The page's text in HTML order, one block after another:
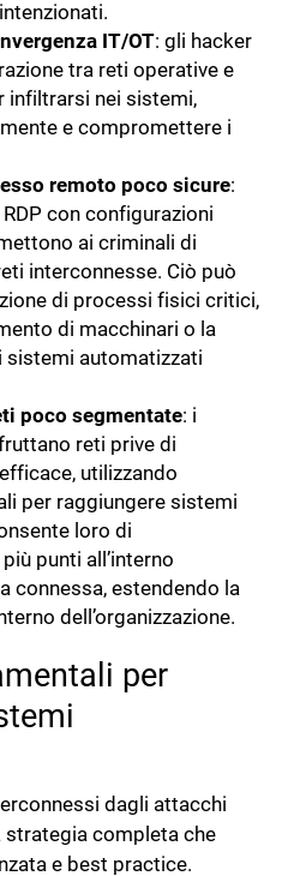
IT/OT: gli hacker
tra reti operative e
infiltrarsi nei sistemi,
e compromettere i
remoto poco sicure:
con configurazioni
ai criminali di
interconnesse. Ciò può
di processi fisici critici,
di macchinari o la
sistemi automatizzati
poco segmentate: i
reti prive di
utilizzando
per raggiungere sistemi
loro di
punti all’interno
connessa, estendendo la
dell’organizzazione.
per
dagli attacchi
completa che
e best practice.